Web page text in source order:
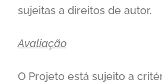
sujeitas a direitos de autor.
Avaliação
O Projeto está sujeito a